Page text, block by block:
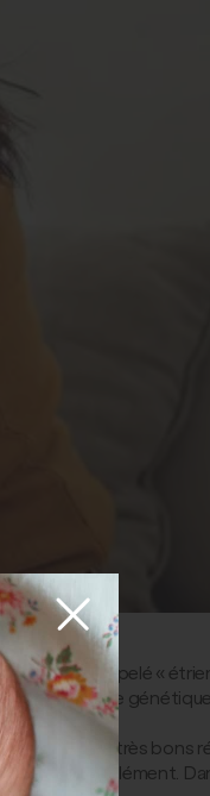
de celui appelé «
composante
avec de très bons
ou en complément.